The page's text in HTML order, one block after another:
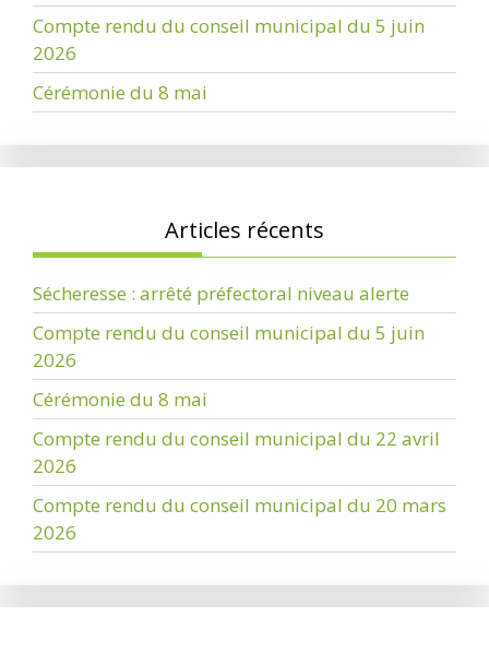
Compte rendu du conseil municipal du 5 juin
2026
Cérémonie du 8 mai
Articles récents
Sécheresse : arrêté préfectoral niveau alerte
Compte rendu du conseil municipal du 5 juin
2026
Cérémonie du 8 mai
Compte rendu du conseil municipal du 22 avril
2026
Compte rendu du conseil municipal du 20 mars
2026